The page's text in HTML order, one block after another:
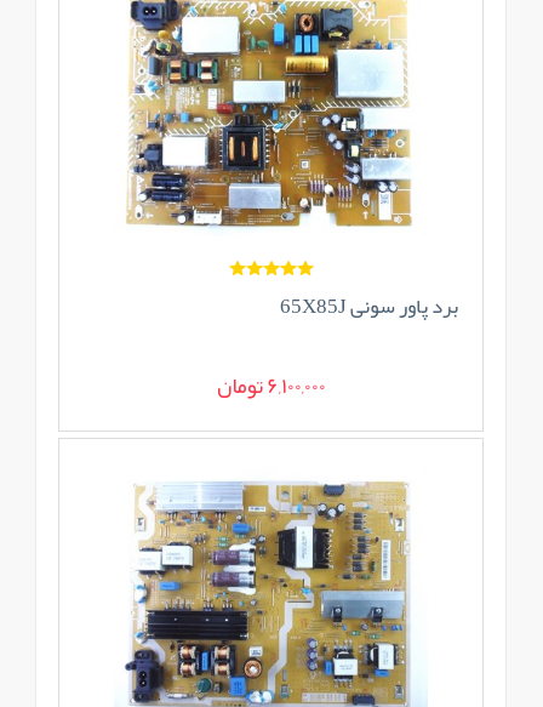
برد پاور سونی 65X85J
6,100,000 تومان